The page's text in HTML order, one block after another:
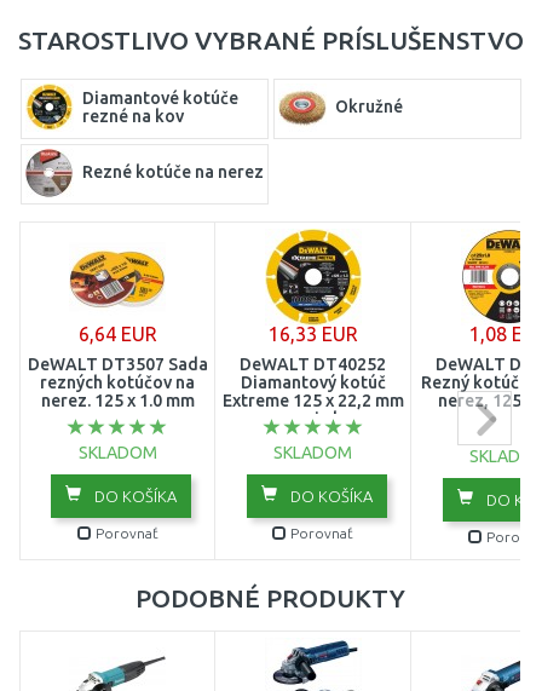
STAROSTLIVO VYBRANÉ PRÍSLUŠENSTVO
Diamantové kotúče
rezné na kov
Okružné
Rezné kotúče na nerez
6,64 EUR
DeWALT DT3507 Sada
rezných kotúčov na
nerez. 125 x 1.0 mm
SKLADOM
DO KOŠÍKA
Porovnať
16,33 EUR
DeWALT DT40252
Diamantový kotúč
Extreme 125 x 22,2 mm
na rezanie kovov
SKLADOM
DO KOŠÍKA
Porovnať
1,08
DeWALT
Rezný kotúč
nerez, 125 x
DO
PODOBNÉ PRODUKTY